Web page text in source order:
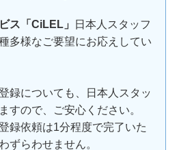
ス「CiLEL」
日本人スタッフ
多様なご要望にお応えしてい
録についても、日本人スタッ
すので、ご安心ください。
録依頼は1分程度で完了いた
ずらわせません。